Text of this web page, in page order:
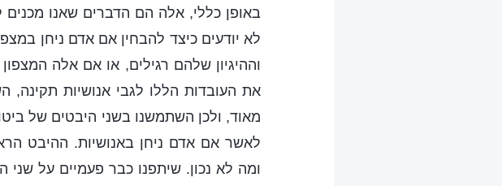
באופן כללי, אלה הם הדברים שאנו מכנים
לא יודעים כיצד להבחין אם אדם ניחן
וההיגיון שלהם רגילים, או אם אלה
את העובדות הללו לגבי אנושיות תקינה,
מאוד, ולכן השתמשנו בשני היבטים של
לאשר אם אדם ניחן באנושיות. ההיבט
ומה לא נכון. שיתפנו כבר פעמיים על שני